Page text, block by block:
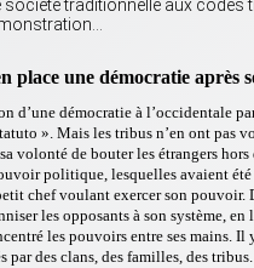
traditionnelle aux codes
place une démocratie après
d’une démocratie à l’occidentale
». Mais les tribus n’en ont pas
volonté de bouter les étrangers
politique, lesquelles avaient
chef voulant exercer son
les opposants à son système,
les pouvoirs entre ses mains.
par des clans, des familles, des tribus.